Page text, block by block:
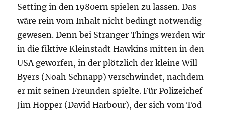
Setting in den 1980ern spielen zu lassen. Das
wäre rein vom Inhalt nicht bedingt notwendig
gewesen. Denn bei Stranger Things werden wir
in die fiktive Kleinstadt Hawkins mitten in den
USA geworfen, in der plötzlich der kleine Will
Byers (Noah Schnapp) verschwindet, nachdem
er mit seinen Freunden spielte. Für Polizeichef
Jim Hopper (David Harbour), der sich vom Tod